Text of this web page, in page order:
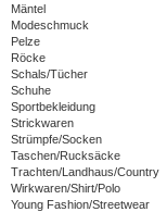
Mäntel
Modeschmuck
Pelze
Röcke
Schals/Tücher
Schuhe
Sportbekleidung
Strickwaren
Strümpfe/Socken
Taschen/Rucksäcke
Trachten/Landhaus/Country
Wirkwaren/Shirt/Polo
Young Fashion/Streetwear